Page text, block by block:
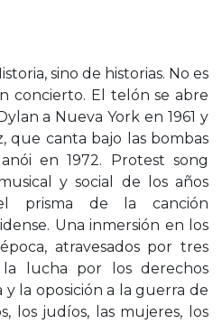
sino de historias. No es
concierto. El telón se abre
a Nueva York en 1961 y
que canta bajo las bombas
en 1972. Protest song
y social de los años
prisma de la canción
Una inmersión en los
atravesados por tres
la lucha por los derechos
la oposición a la guerra de
los judíos, las mujeres, los